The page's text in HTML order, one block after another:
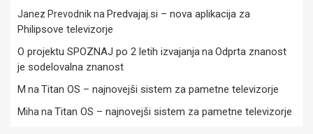
Janez Prevodnikna Predvajaj.si – nova aplikacija za
Philipsove televizorje
O projektu SPOZNAJ po 2 letih izvajanjana Odprta znanost
je sodelovalna znanost
M na Titan OS – najnovejši sistem za pametne televizorje
Miha na Titan OS – najnovejši sistem za pametne televizorje